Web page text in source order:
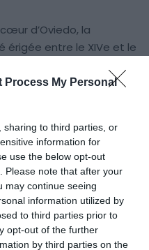
Process My Personal
sharing to third parties, or
information for
use the below opt-out
Please note that after your
may continue seeing
information utilized by
to third parties prior to
opt-out of the further
by third parties on the
d’Oviedo, la
érigée entre le XIVe et le
des trésors historiques,
de la Victoire. Vous
Prévoyez une
apprécier pleinement
qui retrace l’histoire
San Salvador